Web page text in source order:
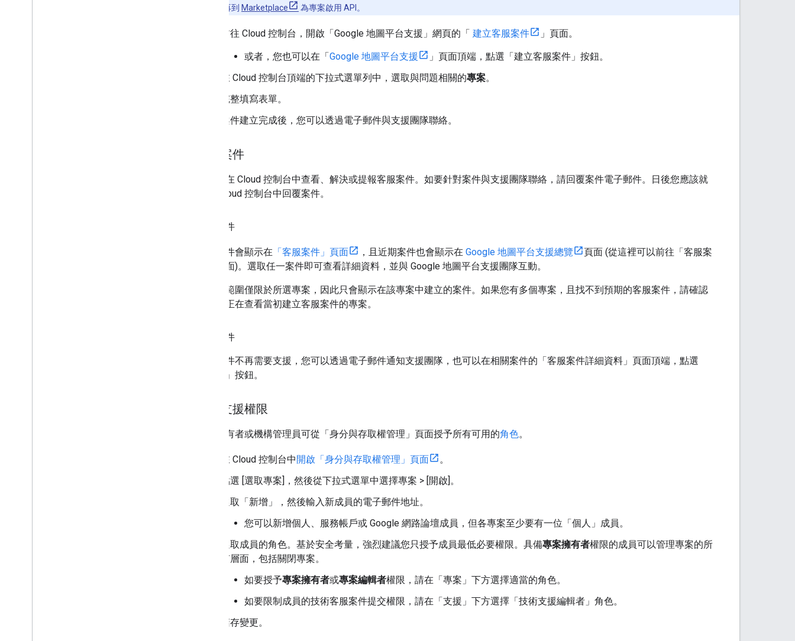
帳單帳戶後，再到 Marketplace 為專案啟用 API。
前往 Cloud 控制台，開啟「Google 地圖平台支援」網頁的「 建立客服案件 」頁面。
或者，您也可以在「Google 地圖平台支援
」頁面頂端，點選「建立客服案件」按鈕。
在 Cloud 控制台頂端的下拉式選單列中，選取與問題相關的專案。
完整填寫表單。
案件建立完成後，您可以透過電子郵件與支援團隊聯絡。
管理案件
您可以在 Cloud 控制台中查看、解決或提報客服案件。如要針對案件與支援團隊聯絡，請回覆案件電子郵件。日後您應該就
能在 Cloud 控制台中回覆案件。
查看案件
您的案件會顯示在 「客服案件」頁面 ，且近期案件也會顯示在 Google 地圖平台支援總覽
頁面 (從這裡可以前往「客服案
件」頁面)。選取任一案件即可查看詳細資料，並與 Google 地圖平台支援團隊互動。
案件的範圍僅限於所選專案，因此只會顯示在該專案中建立的案件。如果您有多個專案，且找不到預期的客服案件，請確認
您是否正在查看當初建立客服案件的專案。
解決案件
如果案件不再需要支援，您可以透過電子郵件通知支援團隊，也可以在相關案件的「客服案件詳細資料」頁面頂端，點選
「解決」按鈕。
授予支援權限
專案擁有者或機構管理員可從「身分與存取權管理」頁面授予所有可用的角色。
在 Cloud 控制台中開啟「身分與存取權管理」頁面
。
點選 [選取專案] ，然後從下拉式選單中選擇專案 > [開啟]。
選取「新增」
，然後輸入新成員的電子郵件地址。
您可以新增個人、服務帳戶或 Google 網路論壇成員，但各專案至少要有一位「個人」成員。
選取成員的角色。基於安全考量，強烈建議您只授予成員最低必要權限。具備專案擁有者權限的成員可以管理專案的所
有層面，包括關閉專案。
如要授予專案擁有者或專案編輯者權限，請在「專案」 下方選擇適當的角色。
如要限制成員的技術客服案件提交權限，請在「支援」 下方選擇「技術支援編輯者」 角色。
儲存變更。